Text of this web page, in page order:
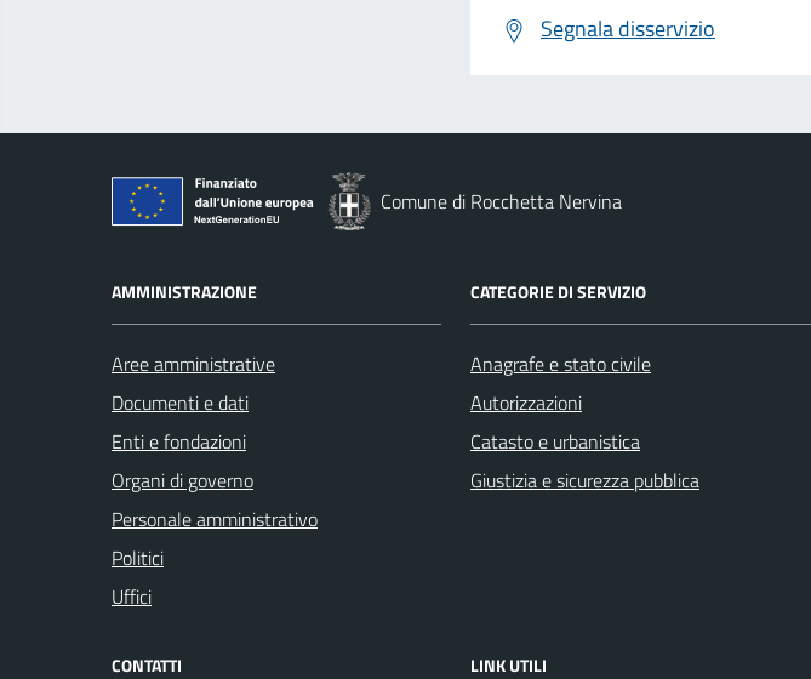
Segnala disservizio
Comune di Rocchetta Nervina
AMMINISTRAZIONE
Aree amministrative
Documenti e dati
Enti e fondazioni
Organi di governo
Personale amministrativo
Politici
Uffici
CATEGORIE DI SERVIZIO
Anagrafe e stato civile
Autorizzazioni
Catasto e urbanistica
Giustizia e sicurezza pubblica
CONTATTI LINK UTILI